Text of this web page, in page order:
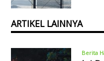
ARTIKEL LAINNYA
Berita